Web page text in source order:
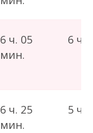
6 ч. 05
мин.
6 ч.
6 ч. 25
мин.
5 ч.